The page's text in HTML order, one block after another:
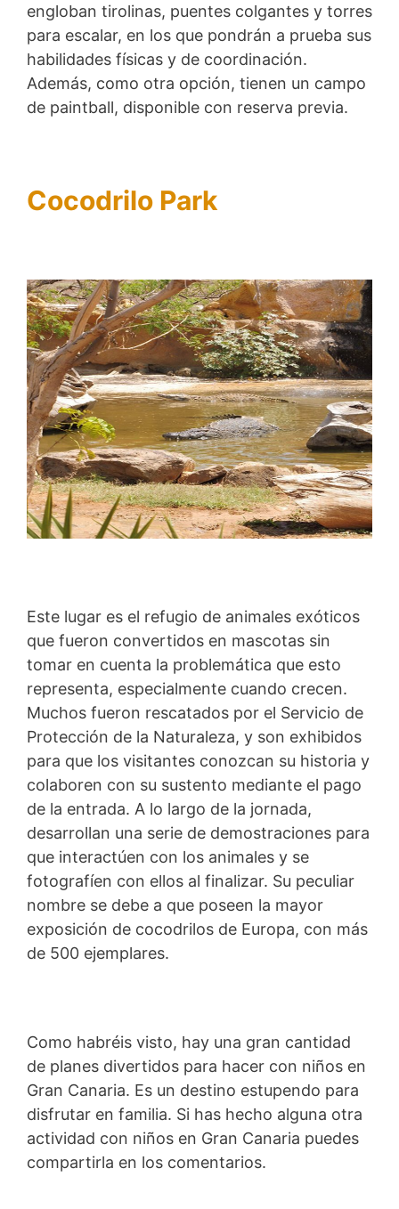
engloban tirolinas, puentes colgantes y torres
para escalar, en los que pondrán a prueba sus
habilidades físicas y de coordinación.
Además, como otra opción, tienen un campo
de paintball, disponible con reserva previa.
Cocodrilo Park
Este lugar es el refugio de animales exóticos
que fueron convertidos en mascotas sin
tomar en cuenta la problemática que esto
representa, especialmente cuando crecen.
Muchos fueron rescatados por el Servicio de
Protección de la Naturaleza, y son exhibidos
para que los visitantes conozcan su historia y
colaboren con su sustento mediante el pago
de la entrada. A lo largo de la jornada,
desarrollan una serie de demostraciones para
que interactúen con los animales y se
fotografíen con ellos al finalizar. Su peculiar
nombre se debe a que poseen la mayor
exposición de cocodrilos de Europa, con más
de 500 ejemplares.
Como habréis visto, hay una gran cantidad
de planes divertidos para hacer con niños en
Gran Canaria. Es un destino estupendo para
disfrutar en familia. Si has hecho alguna otra
actividad con niños en Gran Canaria puedes
compartirla en los comentarios.